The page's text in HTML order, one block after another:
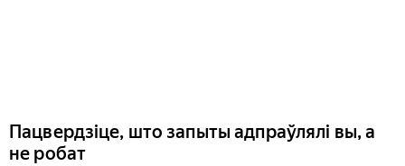
Пацвердзіце, што запыты адпраўлялі вы, а
не робат